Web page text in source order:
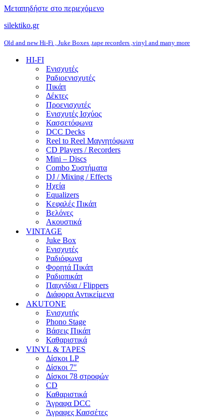
Μεταπηδήστε στο περιεχόμενο
silektiko.gr
Old and new Hi-Fi , Juke Boxes ,tape recorders ,vinyl and many more
HI-FI
Ενισχυτές
Ραδιοενισχυτές
Πικάπ
Δέκτες
Προενισχυτές
Ενισχυτές Ισχύος
Κασσετόφωνα
DCC Decks
Reel to Reel Μαγνητόφωνα
CD Players / Recorders
Mini – Discs
Combo Συστήματα
DJ / Mixing / Effects
Ηχεία
Equalizers
Κεφαλές Πικάπ
Βελόνες
Ακουστικά
VINTAGE
Juke Box
Ενισχυτές
Ραδιόφωνα
Φορητά Πικάπ
Ραδιοπικάπ
Παιχνίδια / Flippers
Διάφορα Αντικείμενα
AKUTONE
Ενισχυτής
Phono Stage
Βάσεις Πικάπ
Καθαριστικά
VINYL & TAPES
Δίσκοι LP
Δίσκοι 7″
Δίσκοι 78 στροφών
CD
Καθαριστικά
Άγραφα DCC
Άγραφες Κασσέτες